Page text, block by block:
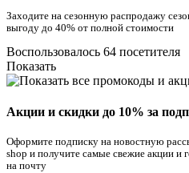
Заходите на сезонную распродажу
выгоду до 40% от полной стоимости
Воспользовалось 64 посетителя
Показать
Акции и скидки до 10% за
Оформите подписку на новостную
shop и получите самые свежие акции и
на почту